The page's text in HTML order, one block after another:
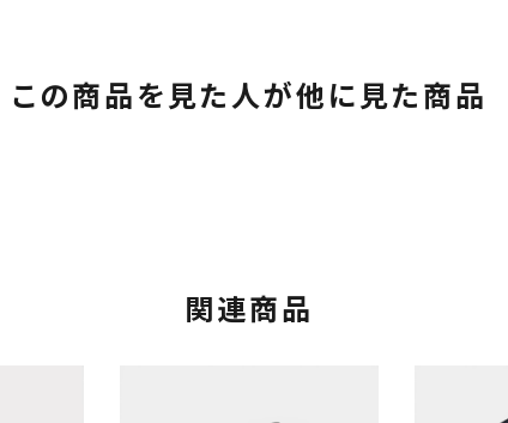
この商品を見た人が他に見た商品
関連商品